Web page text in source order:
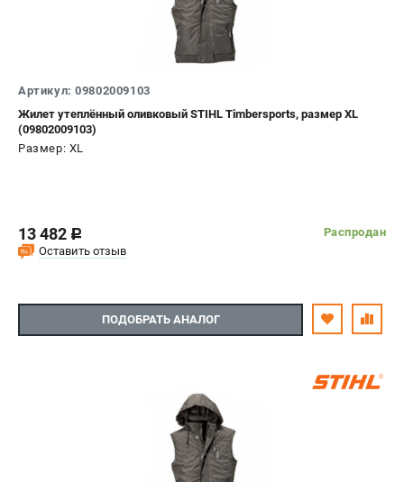
Артикул: 09802009103
Жилет утеплённый оливковый STIHL Timbersports, размер XL
(09802009103)
Размер: XL
13 482 c
Распродан
Оставить отзыв
ПОДОБРАТЬ АНАЛОГ